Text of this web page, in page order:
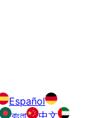
Español
বাংলা
中文